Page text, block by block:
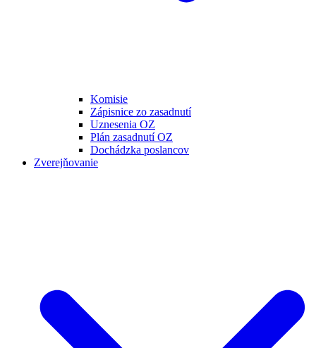
Komisie
Zápisnice zo zasadnutí
Uznesenia OZ
Plán zasadnutí OZ
Dochádzka poslancov
Zverejňovanie